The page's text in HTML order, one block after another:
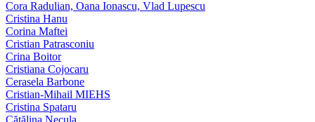
Cora Radulian, Oana Ionascu, Vlad Lupescu
Cristina Hanu
Corina Maftei
Cristian Patrasconiu
Crina Boitor
Cristiana Cojocaru
Cerasela Barbone
Cristian-Mihail MIEHS
Cristina Spataru